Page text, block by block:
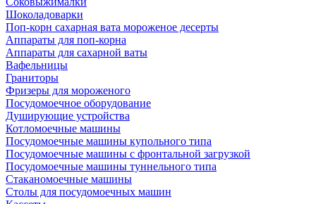
Шоколадоварки
Поп-корн сахарная вата мороженое десерты
Аппараты для поп-корна
Аппараты для сахарной ваты
Вафельницы
Граниторы
Фризеры для мороженого
Посудомоечное оборудование
Душирующие устройства
Котломоечные машины
Посудомоечные машины купольного типа
Посудомоечные машины с фронтальной загрузкой
Посудомоечные машины туннельного типа
Стаканомоечные машины
Столы для посудомоечных машин